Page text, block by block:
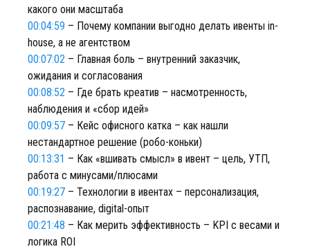
какого они масштаба
00:04:59 – Почему компании выгодно делать ивенты in-
house, а не агентством
00:07:02 – Главная боль – внутренний заказчик,
ожидания и согласования
00:08:52 – Где брать креатив – насмотренность,
наблюдения и «сбор идей»
00:09:57 – Кейс офисного катка – как нашли
нестандартное решение (робо-коньки)
00:13:31 – Как «вшивать смысл» в ивент – цель, УТП,
работа с минусами/плюсами
00:19:27 – Технологии в ивентах – персонализация,
распознавание, digital-опыт
00:21:48 – Как мерить эффективность – KPI с весами и
логика ROI